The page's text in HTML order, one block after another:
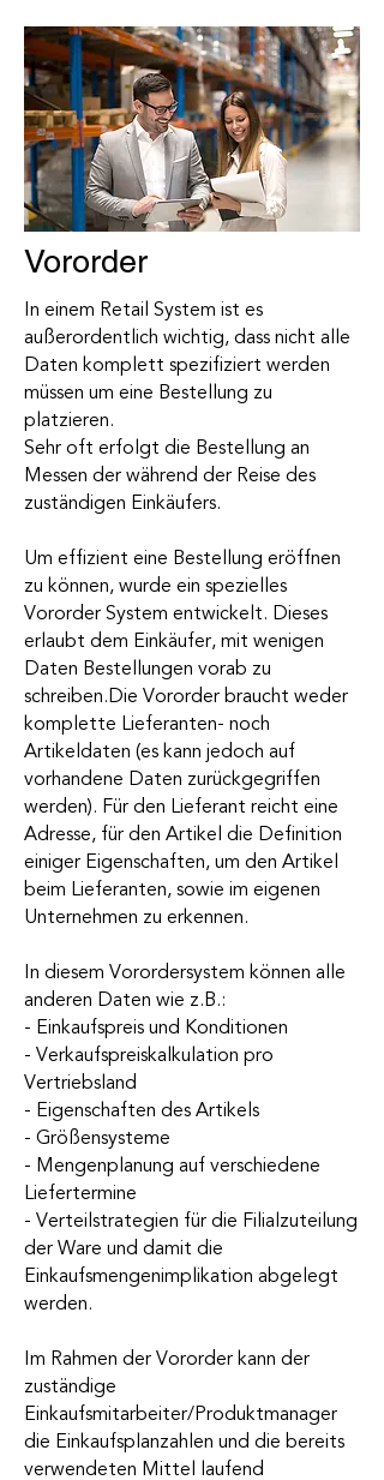
Vororder
In einem Retail System ist es
außerordentlich wichtig, dass nicht alle
Daten komplett spezifiziert werden
müssen um eine Bestellung zu
platzieren.
Sehr oft erfolgt die Bestellung an
Messen der während der Reise des
zuständigen Einkäufers.
Um effizient eine Bestellung eröffnen
zu können, wurde ein spezielles
Vororder System entwickelt. Dieses
erlaubt dem Einkäufer, mit wenigen
Daten Bestellungen vorab zu
schreiben.Die Vororder braucht weder
komplette Lieferanten- noch
Artikeldaten (es kann jedoch auf
vorhandene Daten zurückgegriffen
werden). Für den Lieferant reicht eine
Adresse, für den Artikel die Definition
einiger Eigenschaften, um den Artikel
beim Lieferanten, sowie im eigenen
Unternehmen zu erkennen.
In diesem Vorordersystem können alle
anderen Daten wie z.B.:
- Einkaufspreis und Konditionen
- Verkaufspreiskalkulation pro
Vertriebsland
- Eigenschaften des Artikels
- Größensysteme
- Mengenplanung auf verschiedene
Liefertermine
- Verteilstrategien für die Filialzuteilung
der Ware und damit die
Einkaufsmengenimplikation abgelegt
werden.
Im Rahmen der Vororder kann der
zuständige
Einkaufsmitarbeiter/Produktmanager
die Einkaufsplanzahlen und die bereits
verwendeten Mittel laufend